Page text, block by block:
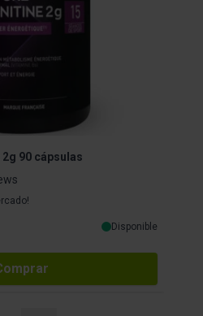
90 cápsulas
Disponible